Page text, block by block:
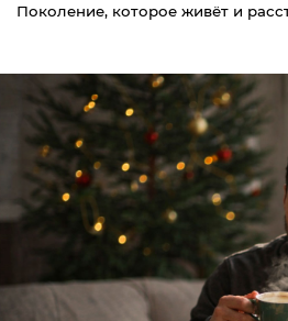
Поколение, которое живёт и